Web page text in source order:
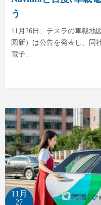
う
11月26日、テスラの車載地
図新）は公告を発表し、同
電子…
11月
27